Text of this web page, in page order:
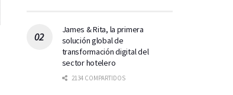
James & Rita, la primera
solución global de
transformación digital del
sector hotelero
2134 COMPARTIDOS